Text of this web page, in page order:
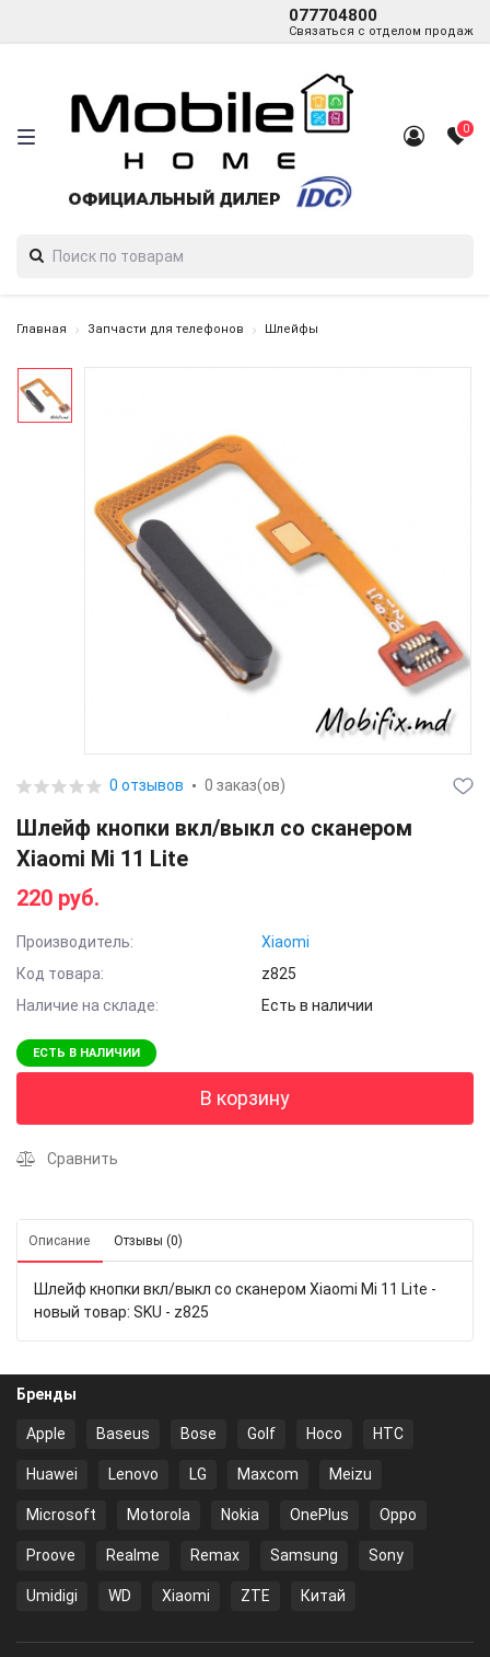
077704800
Связаться с отделом продаж
0
Главная Запчасти для телефонов Шлейфы
0 отзывов 0 заказ(ов)
Шлейф кнопки вкл/выкл со сканером
Xiaomi Mi 11 Lite
220 руб.
Производитель:
Xiaomi
Код товара:
z825
Наличие на складе:
Есть в наличии
ЕСТЬ В НАЛИЧИИ
В корзину
Сравнить
Описание Отзывы (0)
Шлейф кнопки вкл/выкл со сканером Xiaomi Mi 11 Lite -
новый товар: SKU - z825
Бренды
Apple Baseus Bose Golf Hoco HTC
Huawei Lenovo LG Maxcom Meizu
Microsoft Motorola Nokia OnePlus Oppo
Proove Realme Remax Samsung Sony
Umidigi WD Xiaomi ZTE Китай